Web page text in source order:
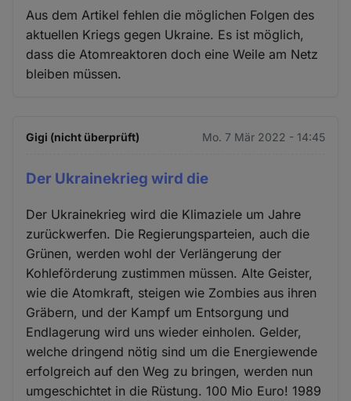
Aus dem Artikel fehlen die möglichen Folgen des
aktuellen Kriegs gegen Ukraine. Es ist möglich,
dass die Atomreaktoren doch eine Weile am Netz
bleiben müssen.
Gigi (nicht überprüft) Mo. 7 Mär 2022 - 14:45
Der Ukrainekrieg wird die
Der Ukrainekrieg wird die Klimaziele um Jahre
zurückwerfen. Die Regierungsparteien, auch die
Grünen, werden wohl der Verlängerung der
Kohleförderung zustimmen müssen. Alte Geister,
wie die Atomkraft, steigen wie Zombies aus ihren
Gräbern, und der Kampf um Entsorgung und
Endlagerung wird uns wieder einholen. Gelder,
welche dringend nötig sind um die Energiewende
erfolgreich auf den Weg zu bringen, werden nun
umgeschichtet in die Rüstung. 100 Mio Euro! 1989